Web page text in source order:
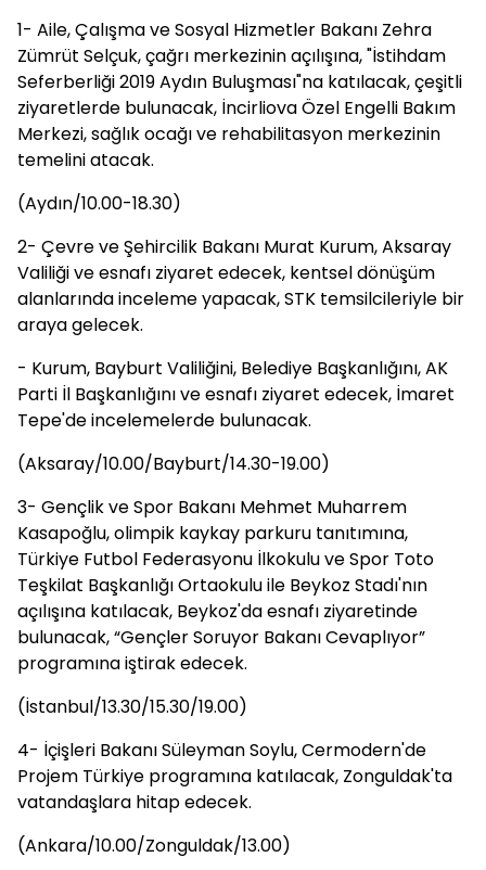
1- Aile, Çalışma ve Sosyal Hizmetler Bakanı Zehra
Zümrüt Selçuk, çağrı merkezinin açılışına, "İstihdam
Seferberliği 2019 Aydın Buluşması"na katılacak, çeşitli
ziyaretlerde bulunacak, İncirliova Özel Engelli Bakım
Merkezi, sağlık ocağı ve rehabilitasyon merkezinin
temelini atacak.
(Aydın/10.00-18.30)
2- Çevre ve Şehircilik Bakanı Murat Kurum, Aksaray
Valiliği ve esnafı ziyaret edecek, kentsel dönüşüm
alanlarında inceleme yapacak, STK temsilcileriyle bir
araya gelecek.
- Kurum, Bayburt Valiliğini, Belediye Başkanlığını, AK
Parti İl Başkanlığını ve esnafı ziyaret edecek, İmaret
Tepe'de incelemelerde bulunacak.
(Aksaray/10.00/Bayburt/14.30-19.00)
3- Gençlik ve Spor Bakanı Mehmet Muharrem
Kasapoğlu, olimpik kaykay parkuru tanıtımına,
Türkiye Futbol Federasyonu İlkokulu ve Spor Toto
Teşkilat Başkanlığı Ortaokulu ile Beykoz Stadı'nın
açılışına katılacak, Beykoz'da esnafı ziyaretinde
bulunacak, “Gençler Soruyor Bakanı Cevaplıyor”
programına iştirak edecek.
(İstanbul/13.30/15.30/19.00)
4- İçişleri Bakanı Süleyman Soylu, Cermodern'de
Projem Türkiye programına katılacak, Zonguldak'ta
vatandaşlara hitap edecek.
(Ankara/10.00/Zonguldak/13.00)